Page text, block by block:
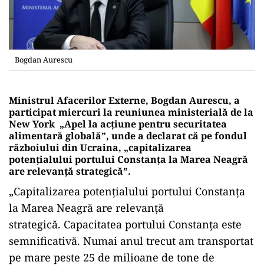
Bogdan Aurescu
Ministrul Afacerilor Externe, Bogdan Aurescu, a
participat miercuri la reuniunea ministerială de la
New York „Apel la acţiune pentru securitatea
alimentară globală”, unde a declarat că pe fondul
războiului din Ucraina, „capitalizarea
potenţialului portului Constanţa la Marea Neagră
are relevanţă strategică”.
„Capitalizarea potenţialului portului Constanţa
la Marea Neagră are relevanţă
strategică. Capacitatea portului Constanţa este
semnificativă. Numai anul trecut am transportat
pe mare peste 25 de milioane de tone de